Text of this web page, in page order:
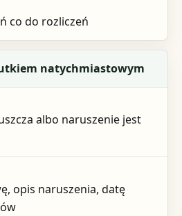
co do rozliczeń
natychmiastowym
albo naruszenie jest
opis naruszenia, datę